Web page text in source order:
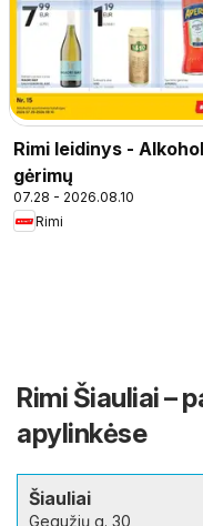
Rimi leidinys -
gėrimų
07.28 - 2026.08.10
Rimi
Rimi Šiauliai –
apylinkėse
Šiauliai
Gegužių g. 30